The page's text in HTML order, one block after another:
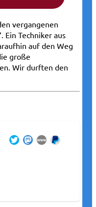
vergangenen
Ein Techniker aus
auf den Weg
große
Wir durften den